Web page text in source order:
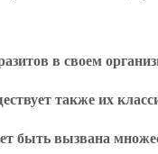
в своем
также их
быть вызвана